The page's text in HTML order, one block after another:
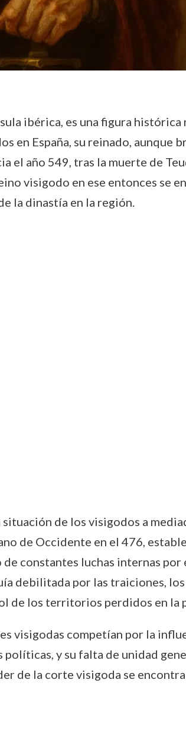
ibérica, es una figura histórica
España, su reinado, aunque
el año 549, tras la muerte de
visigodo en ese entonces se
la dinastía en la región.
de los visigodos a
de Occidente en el 476,
constantes luchas internas por
debilitada por las traiciones,
de los territorios perdidos en la
visigodas competían por la
políticas, y su falta de unidad
de la corte visigoda se